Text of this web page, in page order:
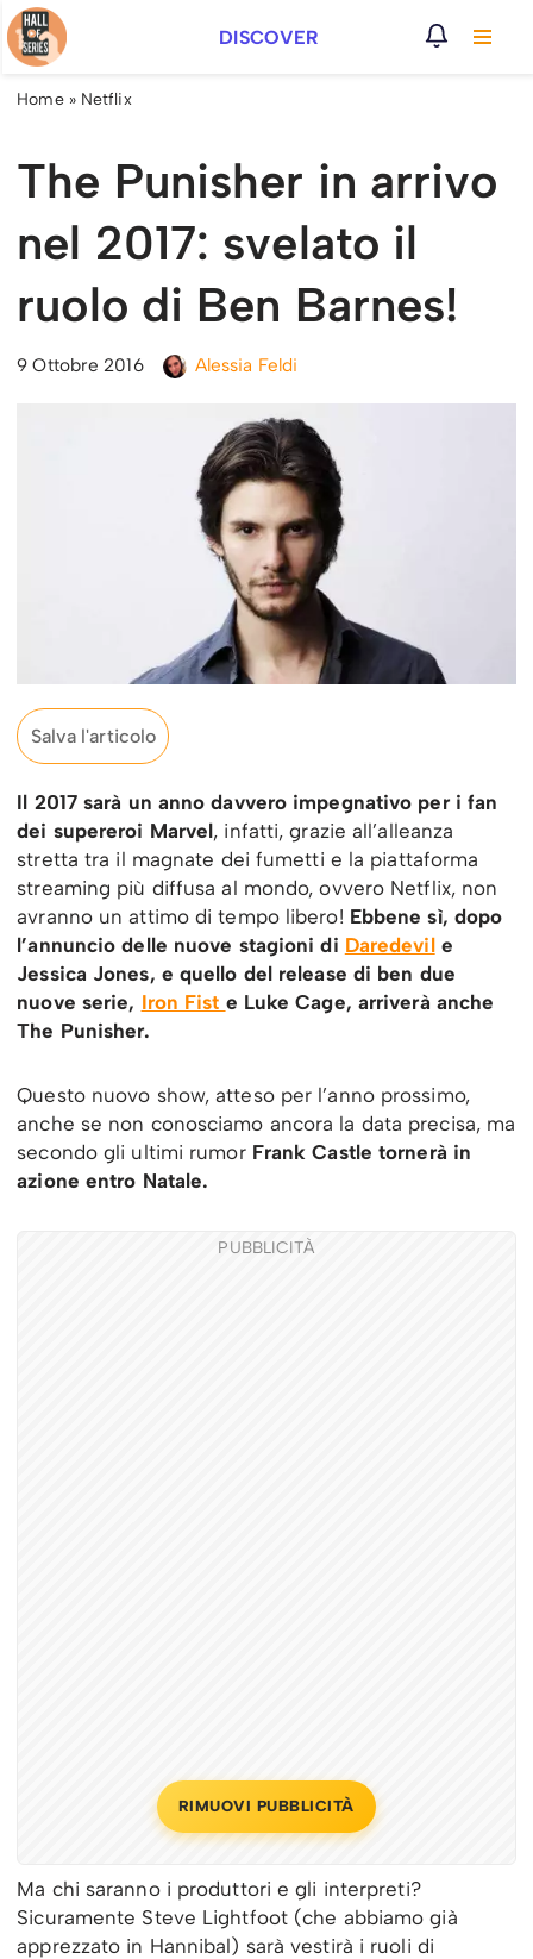
Vai
al
DISCOVER
Home» Netflix
The Punisher in arrivo
nel 2017: svelato il
ruolo di Ben Barnes!
9 Ottobre 2016 Alessia Feldi
Salva l'articolo
Il 2017 sarà un anno davvero impegnativo per i fan
dei supereroi Marvel, infatti, grazie all’alleanza
stretta tra il magnate dei fumetti e la piattaforma
streaming più diffusa al mondo, ovvero Netflix, non
avranno un attimo di tempo libero! Ebbene sì, dopo
l’annuncio delle nuove stagioni di Daredevile
Jessica Jones, e quello del release di ben due
nuove serie, Iron Fist e Luke Cage, arriverà anche
The Punisher.
Questo nuovo show, atteso per l’anno prossimo,
anche se non conosciamo ancora la data precisa, ma
secondo gli ultimi rumor Frank Castle tornerà in
azione entro Natale.
PUBBLICITÀ
RIMUOVI PUBBLICITÀ
Ma chi saranno i produttori e gli interpreti?
Sicuramente Steve Lightfoot (che abbiamo già
apprezzato in Hannibal) sarà vestirà i ruoli di